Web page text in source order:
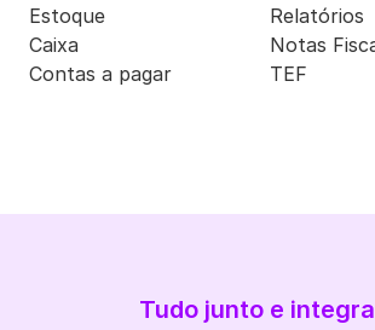
Estoque
Caixa
Contas a pagar
Relatórios
Notas
TEF
Tudo junto e